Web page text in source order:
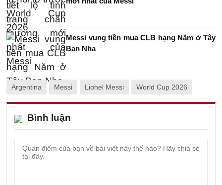
Messi vung tiền mua CLB hạng Năm ở Tây
Ban Nha
Argentina Messi Lionel Messi World Cup 2026
Bình luận